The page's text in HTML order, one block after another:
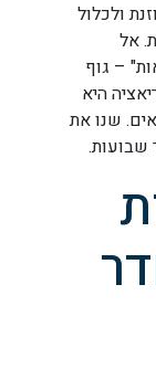
ולכלול
אל
– גוף
היא
שנו את
שבועות.